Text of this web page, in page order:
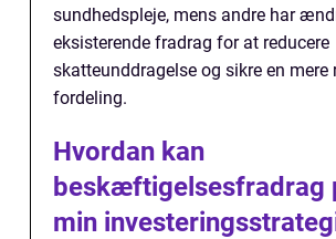
sundhedspleje, mens andre har
eksisterende fradrag for at reducere
skatteunddragelse og sikre en
fordeling.
Hvordan kan
beskæftigelsesfradrag
min